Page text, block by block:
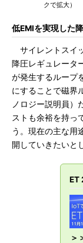
クで拡大）
低EMIを実現した
サイレントスイ
降圧レギュレータ
が発生するループ
にすることで磁界
ノロジー説明員）
ストも余裕を持っ
う。現在の主な用
開していきたいと
ET
＞